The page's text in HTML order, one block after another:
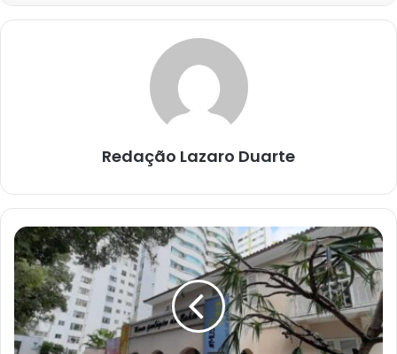
Redação Lazaro Duarte
MUSEU
GEOLÓGICO
E
CENTRO
GEMOLÓGICO
DA
BA